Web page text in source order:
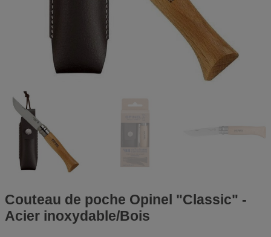
Couteau de poche Opinel "Classic" -
Acier inoxydable/Bois